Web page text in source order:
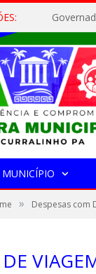
» Despesas com